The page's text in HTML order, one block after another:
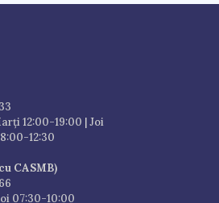
12:00-19:00 | Joi
12:30
CASMB)
07:30-10:00